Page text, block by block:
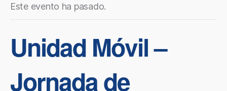
Este evento ha pasado.
Unidad Móvil –
Jornada de